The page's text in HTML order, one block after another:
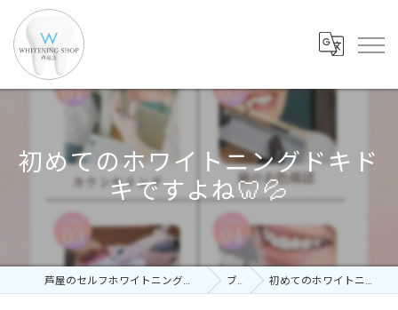
初めてのホワイトニングドキド
キですよね🦷💦
芦屋のセルフホワイトニングならホワイトニングショップ 芦屋店 ブログ 初めてのホワイトニングドキドキですよね🦷💦